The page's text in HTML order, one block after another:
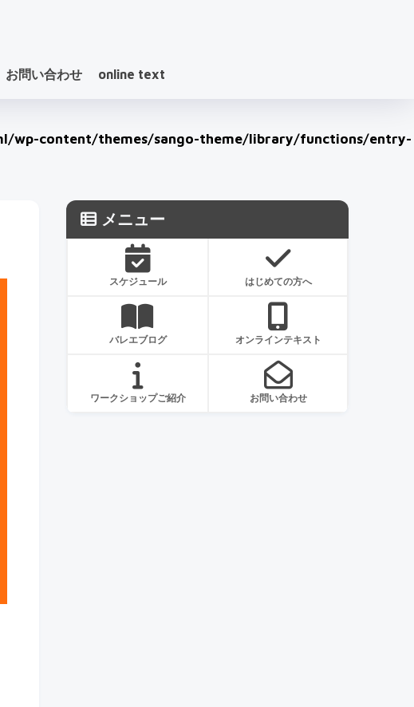
お問い合わせ online text
wp-content/themes/sango-theme/library/functions/entry-
メニュー
スケジュール はじめての方へ
バレエブログ オンラインテキスト
ワークショップご紹介 お問い合わせ